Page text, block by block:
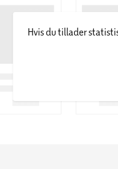
Hvis du tillader